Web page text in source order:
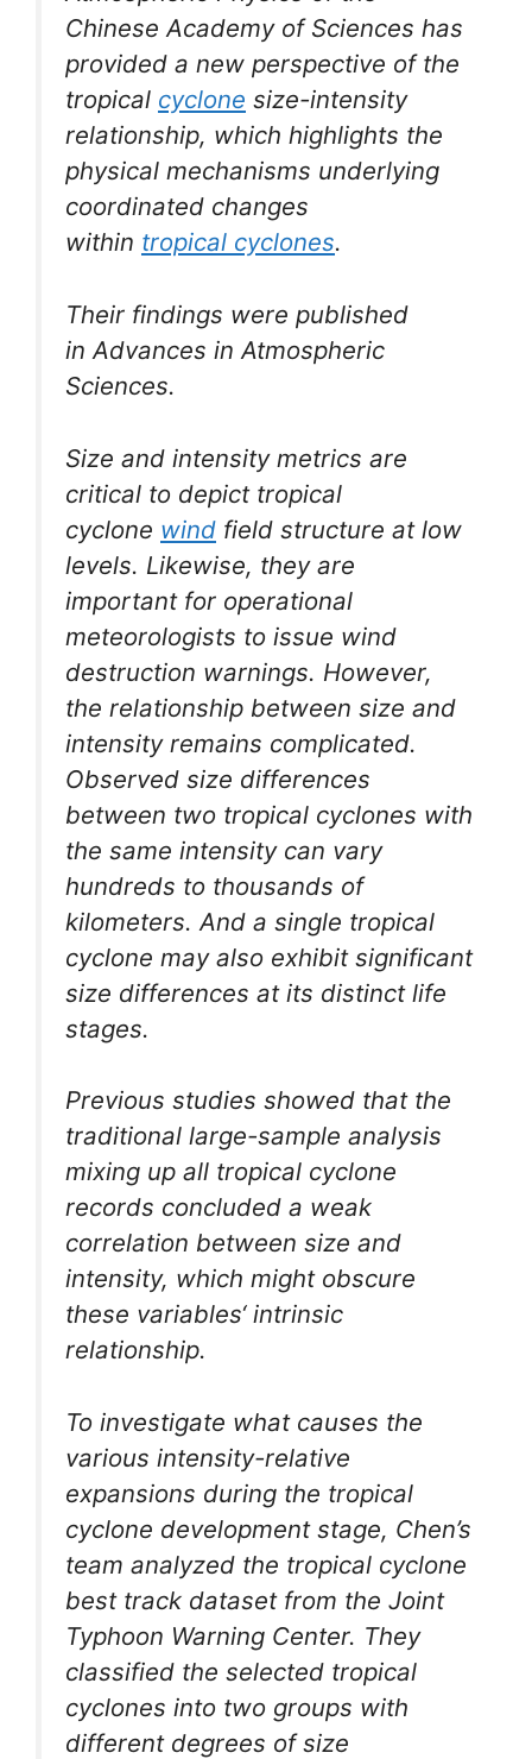
Chinese Academy of Sciences has
provided a new perspective of the
tropical cyclone size-intensity
relationship, which highlights the
physical mechanisms underlying
coordinated changes
within tropical cyclones.
Their findings were published
in Advances in Atmospheric
Sciences.
Size and intensity metrics are
critical to depict tropical
cyclone wind field structure at low
levels. Likewise, they are
important for operational
meteorologists to issue wind
destruction warnings. However,
the relationship between size and
intensity remains complicated.
Observed size differences
between two tropical cyclones with
the same intensity can vary
hundreds to thousands of
kilometers. And a single tropical
cyclone may also exhibit significant
size differences at its distinct life
stages.
Previous studies showed that the
traditional large-sample analysis
mixing up all tropical cyclone
records concluded a weak
correlation between size and
intensity, which might obscure
these variables‘ intrinsic
relationship.
To investigate what causes the
various intensity-relative
expansions during the tropical
cyclone development stage, Chen’s
team analyzed the tropical cyclone
best track dataset from the Joint
Typhoon Warning Center. They
classified the selected tropical
cyclones into two groups with
different degrees of size